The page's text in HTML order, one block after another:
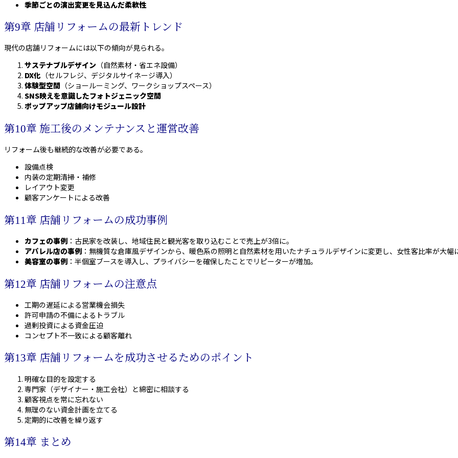
季節ごとの演出変更を見込んだ柔軟性
第9章 店舗リフォームの最新トレンド
現代の店舗リフォームには以下の傾向が見られる。
サステナブルデザイン （自然素材・省エネ設備）
DX化 （セルフレジ、デジタルサイネージ導入）
体験型空間 （ショールーミング、ワークショップスペース）
SNS映えを意識したフォトジェニック空間
ポップアップ店舗向けモジュール設計
第10章 施工後のメンテナンスと運営改善
リフォーム後も継続的な改善が必要である。
設備点検
内装の定期清掃・補修
レイアウト変更
顧客アンケートによる改善
第11章 店舗リフォームの成功事例
カフェの事例 ：古民家を改装し、地域住民と観光客を取り込むことで売上が3倍に。
アパレル店の事例 ：無機質な倉庫風デザインから、暖色系の照明と自然素材を用いたナチュラルデザインに変更し、女性客比率が大幅
美容室の事例 ：半個室ブースを導入し、プライバシーを確保したことでリピーターが増加。
第12章 店舗リフォームの注意点
工期の遅延による営業機会損失
許可申請の不備によるトラブル
過剰投資による資金圧迫
コンセプト不一致による顧客離れ
第13章 店舗リフォームを成功させるためのポイント
明確な目的を設定する
専門家（デザイナー・施工会社）と綿密に相談する
顧客視点を常に忘れない
無理のない資金計画を立てる
定期的に改善を繰り返す
第14章 まとめ